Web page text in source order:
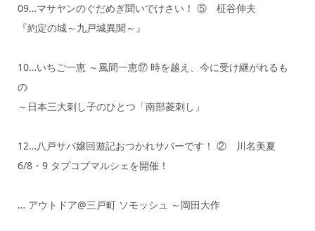
09…マサヤンのぐだめぎ聞いでけさい！ ⑤ 柾谷伸夫
『約定の城～九戸城異聞～』
10…いちご一恵 ～風間一恵⑰ 時を越え、今に受け継がれるも
の
～日本三大刺し子のひとつ「南部菱刺し」
12…八戸サバ嬢回遊記おつかれサバーです！ ② 川名美夏
6/8・9 タプコプマルシェを開催！
… アウトドア@三戸町 ソモッシュ ～岡田大作